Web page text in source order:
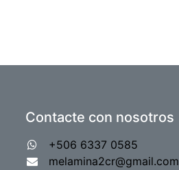
Contacte con nosotros
+506 6337 0585
melamina2cr@gmail.com